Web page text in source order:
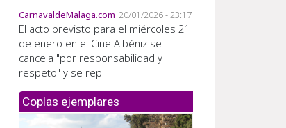
CarnavaldeMalaga.com 20/01/2026 - 23:17
El acto previsto para el miércoles 21
de enero en el Cine Albéniz se
cancela "por responsabilidad y
respeto" y se rep
Coplas ejemplares